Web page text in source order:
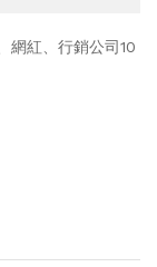
網紅、行銷公司10